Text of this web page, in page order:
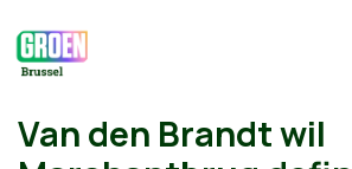
Van den Brandt wil